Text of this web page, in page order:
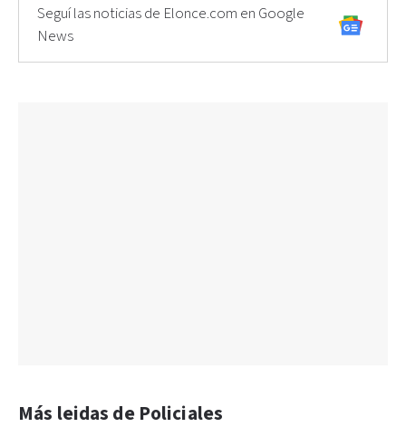
Seguí las noticias de Elonce.com en Google
News
Más leidas de Policiales